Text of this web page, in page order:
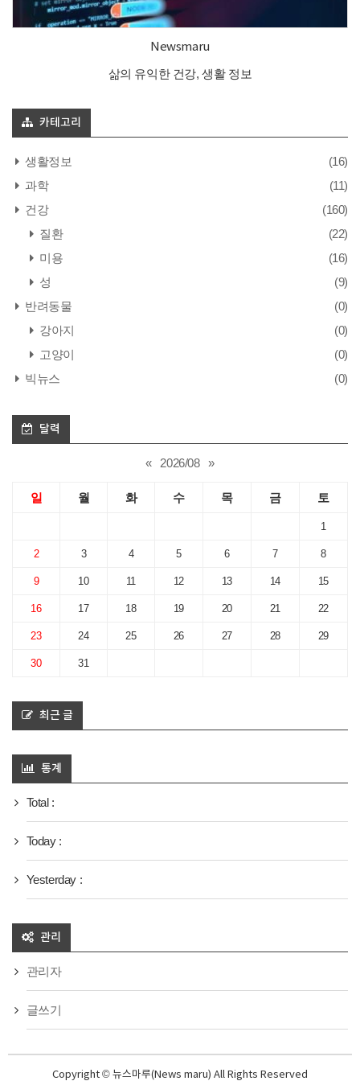
Newsmaru
삶의 유익한 건강, 생활 정보
카테고리
생활정보
(16)
과학
(11)
건강
(160)
질환
(22)
미용
(16)
성
(9)
반려동물
(0)
강아지
(0)
고양이
(0)
빅뉴스
(0)
달력
« 2026/08 »
일 월 화 수 목 금 토
1
2 3 4 5 6 7 8
9 10 11 12 13 14 15
16 17 18 19 20 21 22
23 24 25 26 27 28 29
30 31
최근 글
통계
Total :
Today :
Yesterday :
관리
관리자
글쓰기
Copyright © 뉴스마루(News maru) All Rights Reserved